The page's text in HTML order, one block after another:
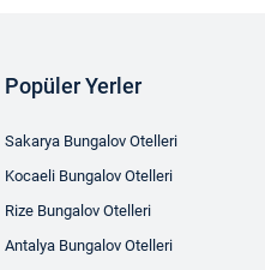
Popüler Yerler
Sakarya Bungalov Otelleri
Kocaeli Bungalov Otelleri
Rize Bungalov Otelleri
Antalya Bungalov Otelleri